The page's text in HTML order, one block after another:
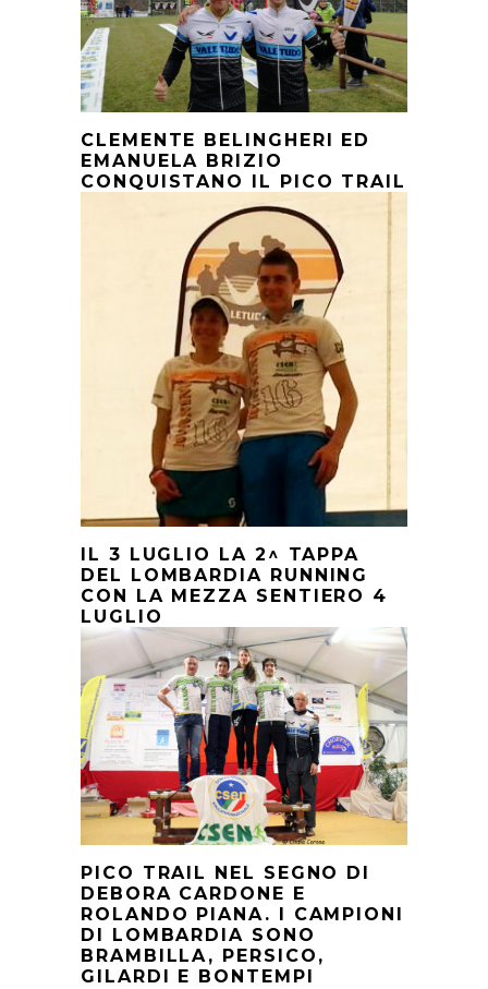
CLEMENTE BELINGHERI ED
EMANUELA BRIZIO
CONQUISTANO IL PICO TRAIL
IL 3 LUGLIO LA 2^ TAPPA
DEL LOMBARDIA RUNNING
CON LA MEZZA SENTIERO 4
LUGLIO
PICO TRAIL NEL SEGNO DI
DEBORA CARDONE E
ROLANDO PIANA. I CAMPIONI
DI LOMBARDIA SONO
BRAMBILLA, PERSICO,
GILARDI E BONTEMPI